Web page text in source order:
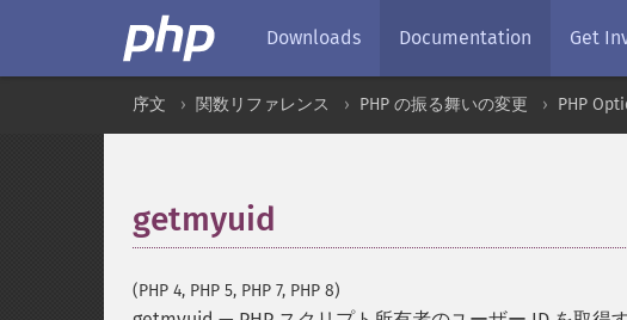
Downloads Documentation Get
序文 関数リファレンス PHP の振る舞いの変更 PHP
getmyuid
(PHP 4, PHP 5, PHP 7, PHP 8)